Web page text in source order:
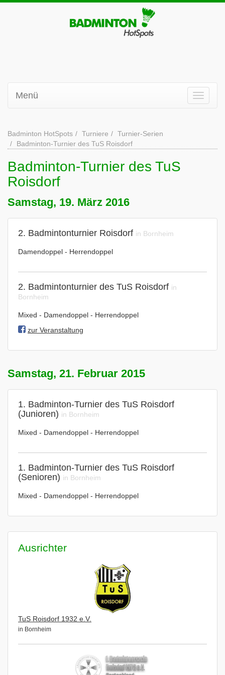
Menü
Badminton HotSpots Turniere
Turnier-Serien
Badminton-Turnier des TuS Roisdorf
Badminton-Turnier des TuS
Roisdorf
Samstag, 19. März 2016
2. Badmintonturnier Roisdorf in Bornheim
Damendoppel - Herrendoppel
2. Badmintonturnier des TuS Roisdorf in
Bornheim
Mixed - Damendoppel - Herrendoppel
zur Veranstaltung
Samstag, 21. Februar 2015
1. Badminton-Turnier des TuS Roisdorf
(Junioren) in Bornheim
Mixed - Damendoppel - Herrendoppel
1. Badminton-Turnier des TuS Roisdorf
(Senioren) in Bornheim
Mixed - Damendoppel - Herrendoppel
Ausrichter
TuS Roisdorf 1932 e.V.
in Bornheim